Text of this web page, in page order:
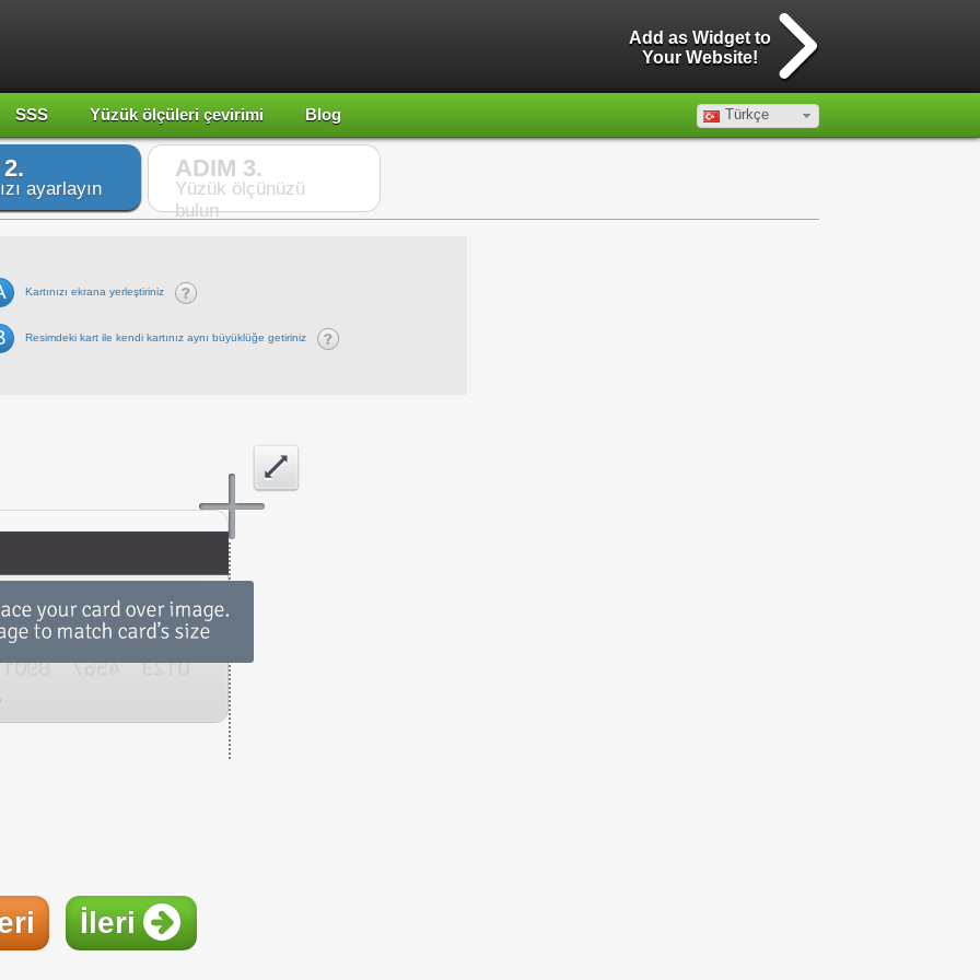
Add as Widget to
Your Website!
SSS Yüzük ölçüleri çevirimi Blog Türkçe
ayarlayın
ADIM 3.
Yüzük ölçünüzü
bulun
Kartınızı ekrana yerleştiriniz
Resimdeki kart ile kendi kartınız aynı büyüklüğe getiriniz
İleri